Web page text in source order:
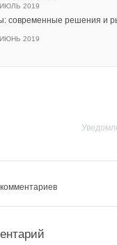
2019
современные решения и
2019